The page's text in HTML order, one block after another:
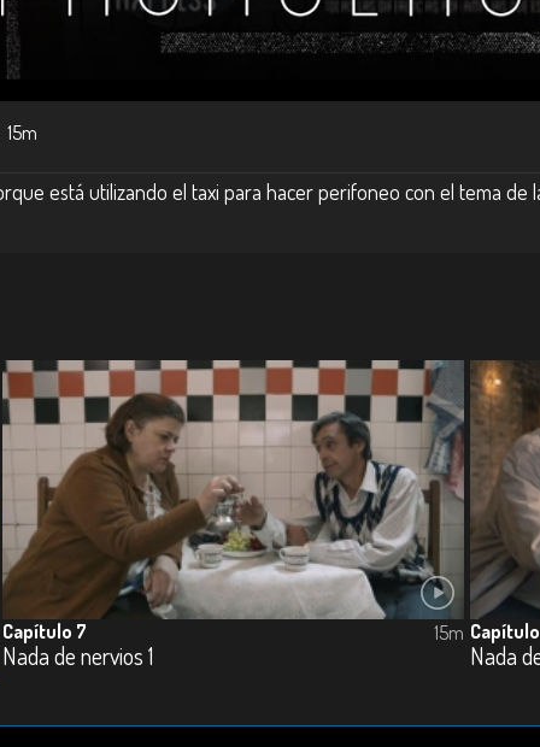
15m
está utilizando el taxi para hacer perifoneo con el tema de
Capítulo 7
Nada de nervios 1
15m
Nada